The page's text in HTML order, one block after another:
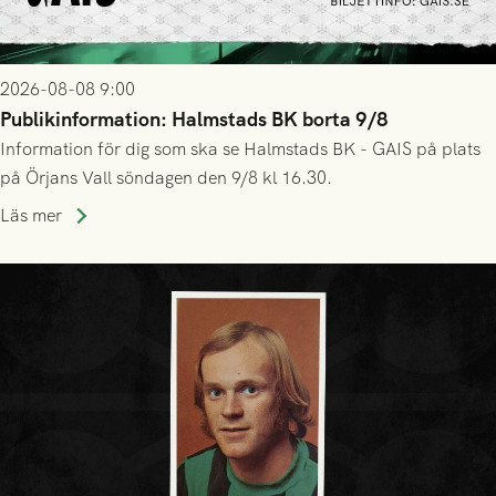
2026-08-08 9:00
Publikinformation: Halmstads BK borta 9/8
Information för dig som ska se Halmstads BK - GAIS på plats
på Örjans Vall söndagen den 9/8 kl 16.30.
Läs mer